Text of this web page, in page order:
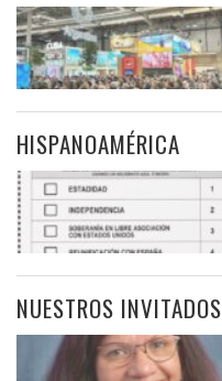
HISPANOAMÉRICA
NUESTROS INVITADOS